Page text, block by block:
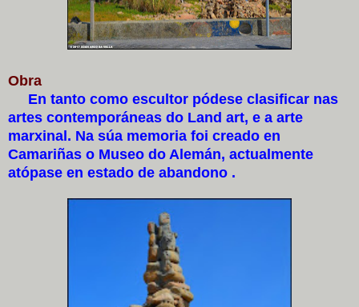
Obra
En tanto como escultor pódese clasificar nas
artes contemporáneas do Land art, e a arte
marxinal. Na súa memoria foi creado en
Camariñas o Museo do Alemán, actualmente
atópase en estado de abandono .